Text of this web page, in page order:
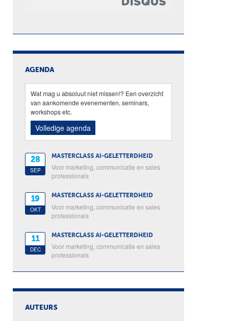
AGENDA
Wat mag u absoluut niet missen!? Een overzicht
van aankomende evenementen, seminars,
workshops etc.
Volledige agenda
28
SEP
MASTERCLASS AI-GELETTERDHEID
Voor marketing, communicatie en sales
professionals
19
OKT
MASTERCLASS AI-GELETTERDHEID
Voor marketing, communicatie en sales
professionals
11
DEC
MASTERCLASS AI-GELETTERDHEID
Voor marketing, communicatie en sales
professionals
AUTEURS